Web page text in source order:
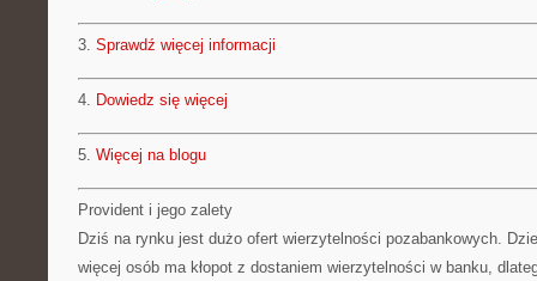
3. Sprawdź więcej informacji
4. Dowiedz się więcej
5. Więcej na blogu
Provident i jego zalety
Dziś na rynku jest dużo ofert wierzytelności pozabankowych.
więcej osób ma kłopot z dostaniem wierzytelności w banku,